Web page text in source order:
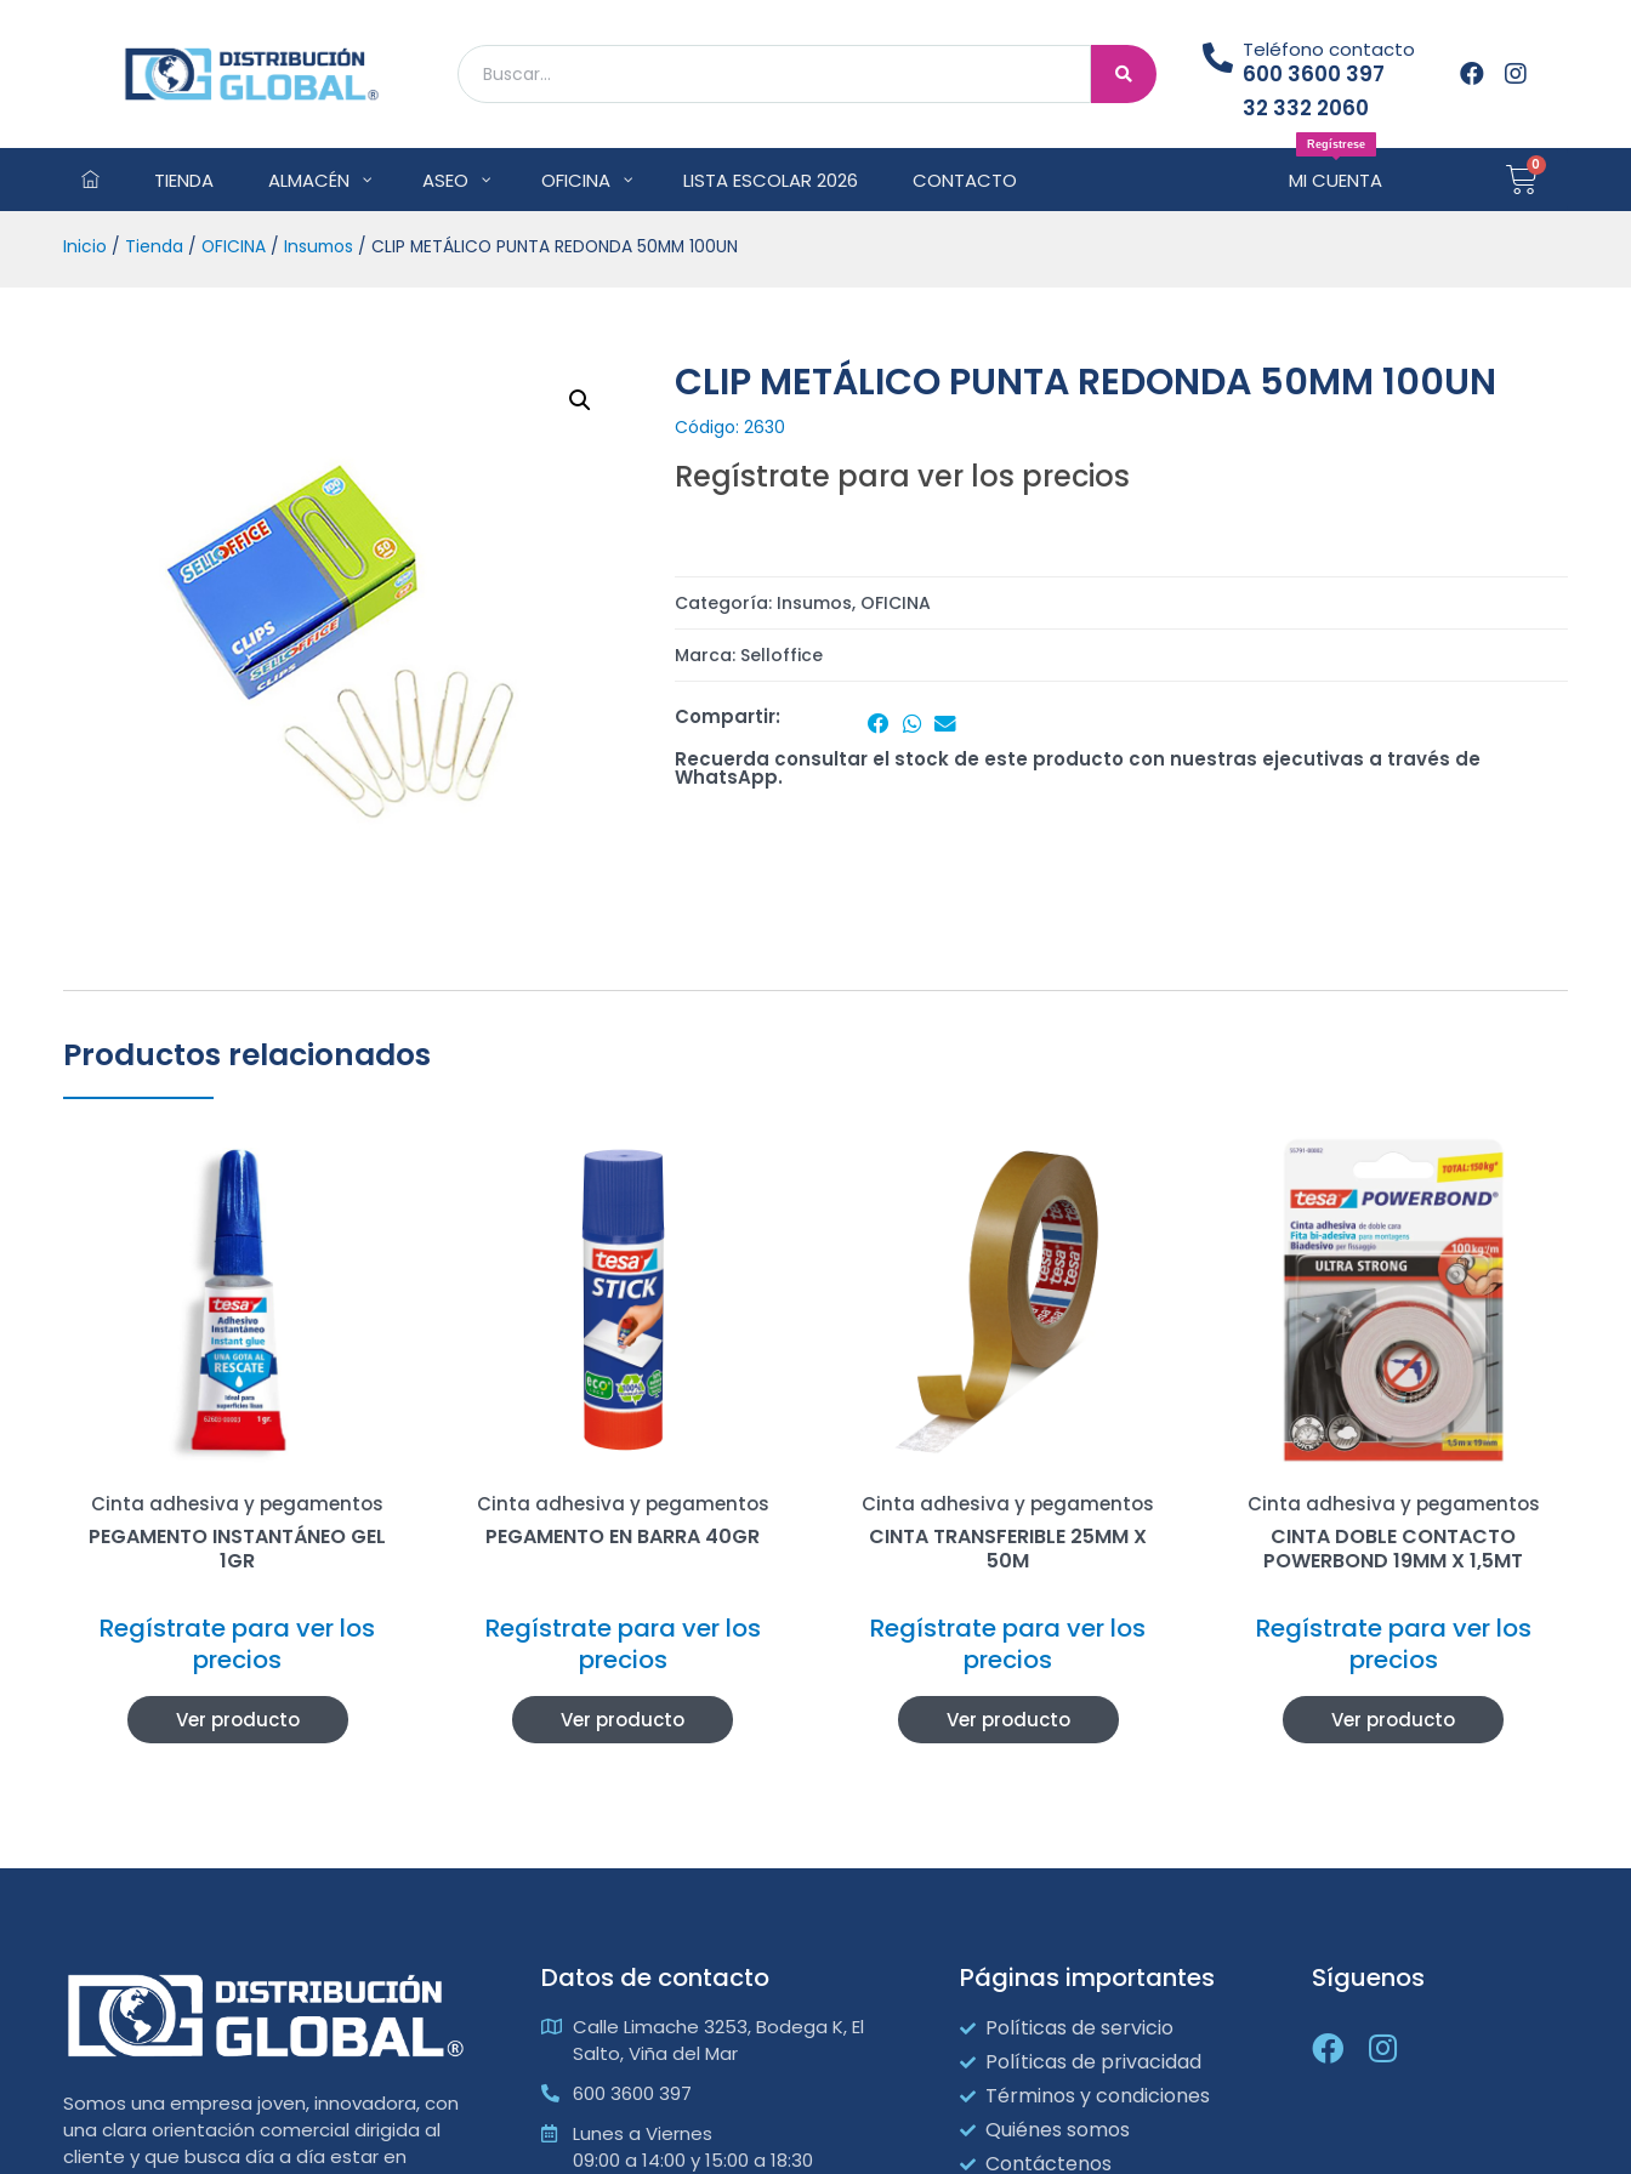
Teléfono contacto
600 3600 397
32 332 2060
MI CUENTA
Regístrese
TIENDA ALMACÉN ASEO OFICINA LISTA ESCOLAR 2026 CONTACTO
Inicio / Tienda / OFICINA / Insumos / CLIP METÁLICO PUNTA REDONDA 50MM 100UN
CLIP METÁLICO PUNTA REDONDA 50MM 100UN
Código: 2630
Regístrate para ver los precios
Categoría: Insumos, OFICINA
Marca: Selloffice
Compartir:
Recuerda consultar el stock de este producto con nuestras ejecutivas a través de
WhatsApp.
Productos relacionados
Cinta adhesiva y pegamentos
PEGAMENTO INSTANTÁNEO GEL
1GR
Regístrate para ver los
precios
Ver producto
Cinta adhesiva y pegamentos
PEGAMENTO EN BARRA 40GR
Regístrate para ver los
precios
Ver producto
Cinta adhesiva y pegamentos
CINTA TRANSFERIBLE 25MM X
50M
Regístrate para ver los
precios
Ver producto
Cinta adhesiva y pegamentos
CINTA DOBLE CONTACTO
POWERBOND 19MM X 1,5MT
Regístrate para ver los
precios
Ver producto
Somos una empresa joven, innovadora, con
una clara orientación comercial dirigida al
cliente y que busca día a día estar en
Datos de contacto
Calle Limache 3253, Bodega K, El
Salto, Viña del Mar
600 3600 397
Lunes a Viernes
09:00 a 14:00 y 15:00 a 18:30
Páginas importantes
Políticas de servicio
Políticas de privacidad
Términos y condiciones
Quiénes somos
Contáctenos
Síguenos